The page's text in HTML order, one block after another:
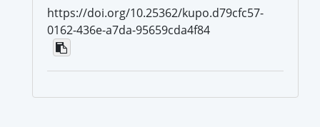
https://doi.org/10.25362/kupo.d79cfc57-
0162-436e-a7da-95659cda4f84